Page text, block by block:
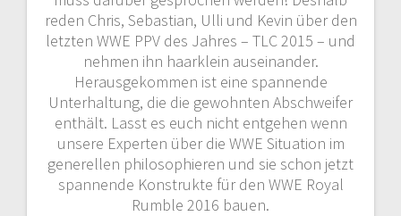
reden Chris, Sebastian, Ulli und Kevin über den
letzten WWE PPV des Jahres – TLC 2015 – und
nehmen ihn haarklein auseinander.
Herausgekommen ist eine spannende
Unterhaltung, die die gewohnten Abschweifer
enthält. Lasst es euch nicht entgehen wenn
unsere Experten über die WWE Situation im
generellen philosophieren und sie schon jetzt
spannende Konstrukte für den WWE Royal
Rumble 2016 bauen.